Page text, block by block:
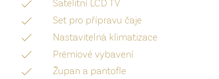
Satelitní LCD TV
Set pro přípravu čaje
Nastavitelná klimatizace
Prémiové vybavení
Župan a pantofle